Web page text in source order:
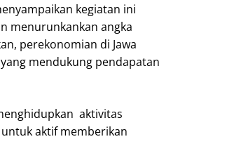
kegiatan ini
menurunkankan angka
perekonomian di Jawa
mendukung pendapatan
aktivitas
aktif memberikan